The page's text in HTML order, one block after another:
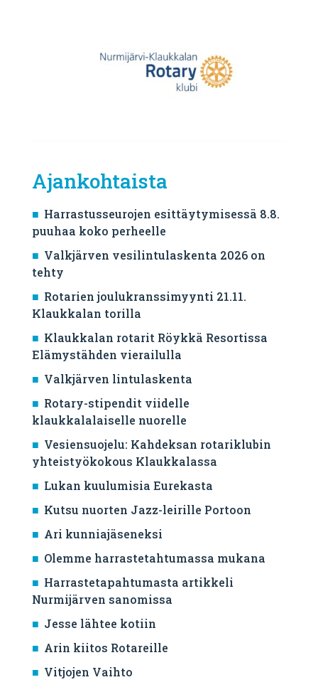
Ajankohtaista
Harrastusseurojen esittäytymisessä 8.8.
puuhaa koko perheelle
Valkjärven vesilintulaskenta 2026 on
tehty
Rotarien joulukranssimyynti 21.11.
Klaukkalan torilla
Klaukkalan rotarit Röykkä Resortissa
Elämystähden vierailulla
Valkjärven lintulaskenta
Rotary-stipendit viidelle
klaukkalalaiselle nuorelle
Vesiensuojelu: Kahdeksan rotariklubin
yhteistyökokous Klaukkalassa
Lukan kuulumisia Eurekasta
Kutsu nuorten Jazz-leirille Portoon
Ari kunniajäseneksi
Olemme harrastetahtumassa mukana
Harrastetapahtumasta artikkeli
Nurmijärven sanomissa
Jesse lähtee kotiin
Arin kiitos Rotareille
Vitjojen Vaihto